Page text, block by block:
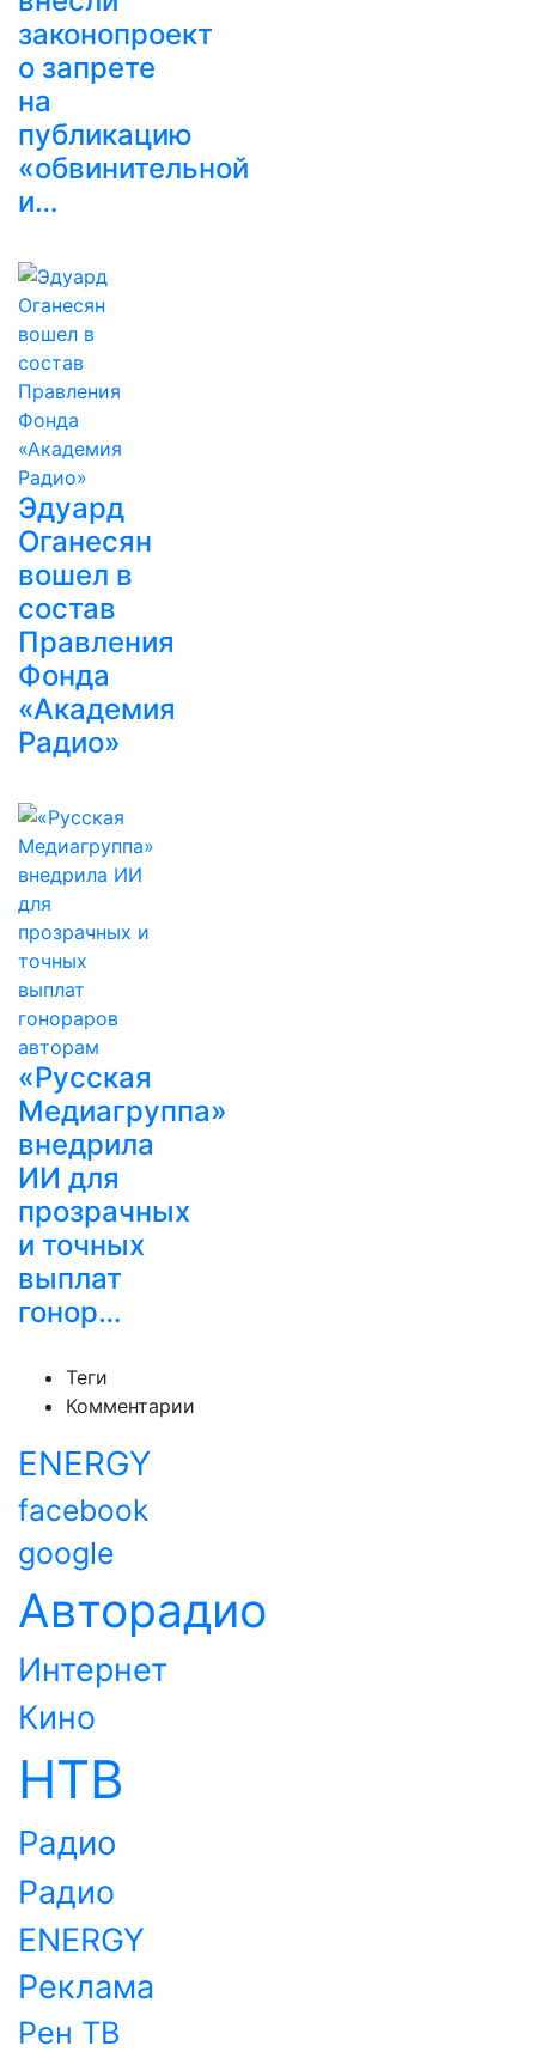
законопроект
о запрете
на
публикацию
«обвинительной
и…
Эдуард
Оганесян
вошел в
состав
Правления
Фонда
«Академия
Радио»
«Русская
Медиагруппа»
внедрила
ИИ для
прозрачных
и точных
выплат
гонор…
Теги
Комментарии
ENERGY
facebook
google
Авторадио
Интернет
Кино
НТВ
Радио
Радио
ENERGY
Реклама
Рен ТВ